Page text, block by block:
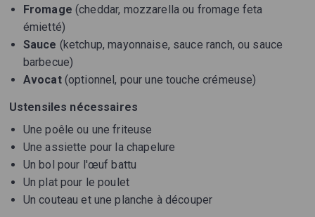
Fromage (cheddar, mozzarella ou fromage feta
émietté)
Sauce (ketchup, mayonnaise, sauce ranch, ou sauce
barbecue)
Avocat(optionnel, pour une touche crémeuse)
Ustensiles nécessaires
Une poêle ou une friteuse
Une assiette pour la chapelure
Un bol pour l'œuf battu
Un plat pour le poulet
Un couteau et une planche à découper